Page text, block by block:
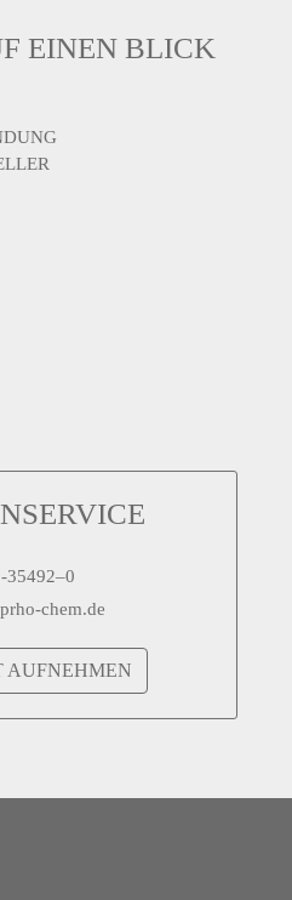
EINEN BLICK
35492–0
chem.de
AUFNEHMEN